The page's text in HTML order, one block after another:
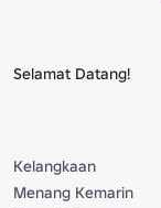
Selamat Datang!
Kelangkaan
Menang Kemarin